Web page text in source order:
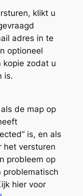
klikt u
adres in te
optioneel
kopie zodat u
is.
de map op
is, en als
het versturen
probleem op
problematisch
hier voor